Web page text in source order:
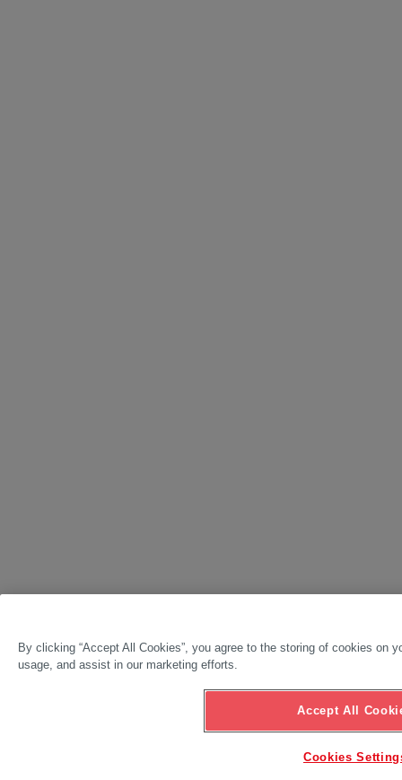
By clicking “Accept All Cookies”, you agree to the storing of cookies on
usage, and assist in our marketing efforts.
Accept All
Cookies